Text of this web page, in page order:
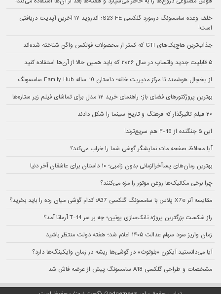
خلف وعده سامسونگ درمورد گلکسی S23 FE؛ اندروید ۱۷ آخرین آپدیت دریافتی
است!
جذاب‌ترین هاچ‌بک‌های GTI که کمتر از محصولات فولکس‌ واگن شناخته شده‌اند
۵ قابلیت جدید واتساپ در سال ۲۰۲۶ که باید همین حالا از آن‌ها استفاده کنید
از یخچال هوشمند تا مرکز مدیریت خانه؛ داستان 10 ساله Family Hub سامسونگ
بهترین پروژکتورهای فضای باز؛ راهنمای خرید ۱۲ مدل برای تماشای فیلم زیر ستاره‌ها
۲۰ فیلم تاثیرگذار که فرهنگ و تاریخ سینما را شکل دادند
این ۵ جنگنده از F-16 هم سریع‌ترند!
آیا محافظ صفحه مات نمایشگر گوشی شما را خراب می‌کند؟
بهترین رمان‌های پسا‌آخرالزمانی بدون زامبی؛ ۱۰ داستان برای عاشقان آخر دنیا
چرا برخی مکانیک‌ها روغن موتور را مزه می‌کنند؟
مقایسه آنر X7e پلاس با سامسونگ گلکسی A37: کدام گوشی میان رده را باید بخرید؟
راز شکست بزرگترین پروژه تانک‌سازی پوتین؛ چه بر سر T-14 آرماتا آمد؟
زمان واریز سود سهام عدالت ۱۴۰۵ اعلام شد؛ هفته دولت منتظر باشید
آیا می‌دانستید آیکون «بلوتوث» در گوشی‌ها ریشه در زمان وایکینگ‌ها دارد؟
مشخصات و طراحی گلکسی A18 سامسونگ پیش از عرضه فاش شد